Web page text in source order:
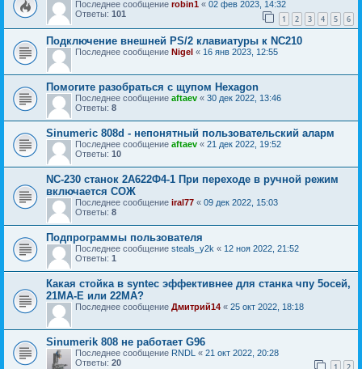
Последнее сообщение robin1 « 02 фев 2023, 14:32
Ответы: 101 1 2 3 4 5 6
Подключение внешней PS/2 клавиатуры к NC210
Последнее сообщение Nigel « 16 янв 2023, 12:55
Помогите разобраться с щупом Hexagon
Последнее сообщение aftaev « 30 дек 2022, 13:46
Ответы: 8
Sinumeric 808d - непонятный пользовательский аларм
Последнее сообщение aftaev « 21 дек 2022, 19:52
Ответы: 10
NC-230 станок 2А622Ф4-1 При переходе в ручной режим
включается СОЖ
Последнее сообщение iral77 « 09 дек 2022, 15:03
Ответы: 8
Подпрограммы пользователя
Последнее сообщение steals_y2k « 12 ноя 2022, 21:52
Ответы: 1
Какая стойка в syntec эффективнее для станка чпу 5осей,
21МА-Е или 22МА?
Последнее сообщение Дмитрий14 « 25 окт 2022, 18:18
Sinumerik 808 не работает G96
Последнее сообщение RNDL « 21 окт 2022, 20:28
Ответы: 20